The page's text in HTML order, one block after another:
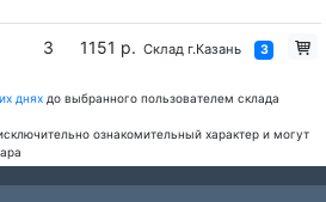
3 1151 р. Склад г.Казань 3
днях до выбранного пользователем склада
ознакомительный характер и могут